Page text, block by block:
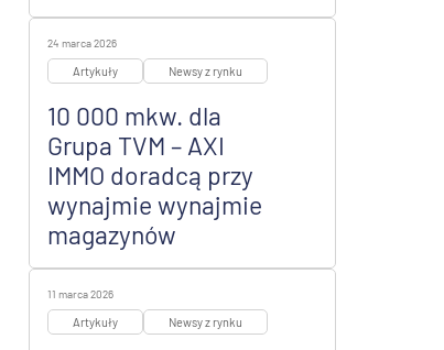
24 marca 2026
Artykuły Newsy z rynku
10 000 mkw. dla
Grupa TVM – AXI
IMMO doradcą przy
wynajmie wynajmie
magazynów
11 marca 2026
Artykuły Newsy z rynku